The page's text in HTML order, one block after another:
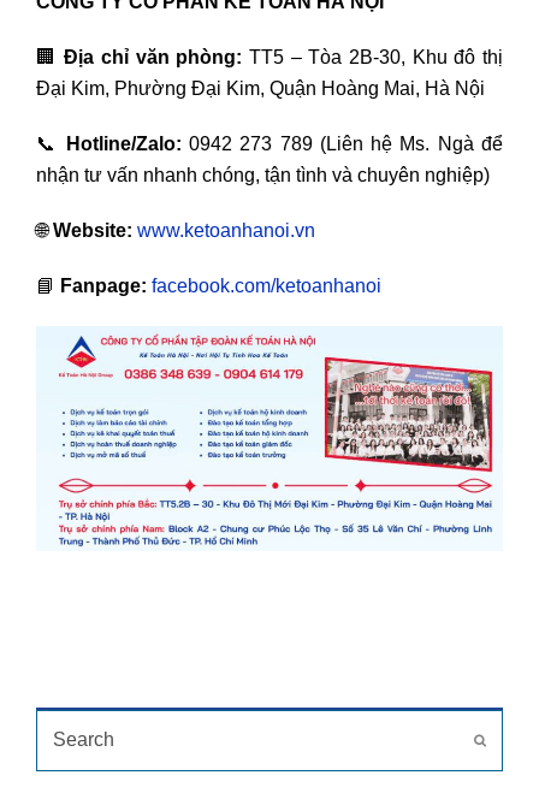
🏢Địa chỉ văn phòng: TT5 – Tòa 2B-30, Khu đô thị
Đại Kim, Phường Đại Kim, Quận Hoàng Mai, Hà Nội
📞 Hotline/Zalo: 0942 273 789 (Liên hệ Ms. Ngà để
nhận tư vấn nhanh chóng, tận tình và chuyên nghiệp)
🌐Website: www.ketoanhanoi.vn
📘 Fanpage: facebook.com/ketoanhanoi